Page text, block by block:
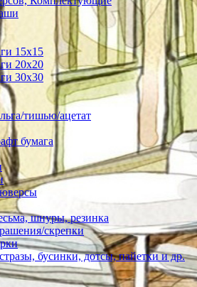
15х15
20х20
30х30
тишью/ацетат
бумага
шнуры, резинка
скрепки
бусинки, дотсы, пайетки и др.